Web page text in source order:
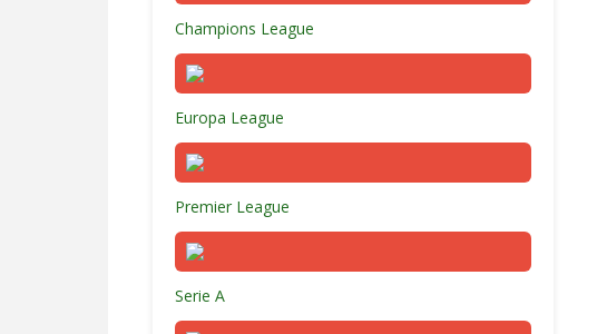
Champions League
Europa League
Premier League
Serie A